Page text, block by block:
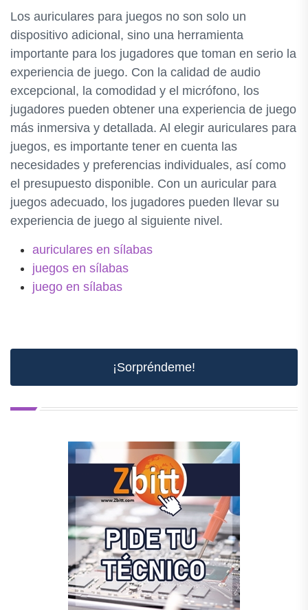
Los auriculares para juegos no son solo un
dispositivo adicional, sino una herramienta
importante para los jugadores que toman en serio la
experiencia de juego. Con la calidad de audio
excepcional, la comodidad y el micrófono, los
jugadores pueden obtener una experiencia de juego
más inmersiva y detallada. Al elegir auriculares para
juegos, es importante tener en cuenta las
necesidades y preferencias individuales, así como
el presupuesto disponible. Con un auricular para
juegos adecuado, los jugadores pueden llevar su
experiencia de juego al siguiente nivel.
auriculares en sílabas
juegos en sílabas
juego en sílabas
¡Sorpréndeme!